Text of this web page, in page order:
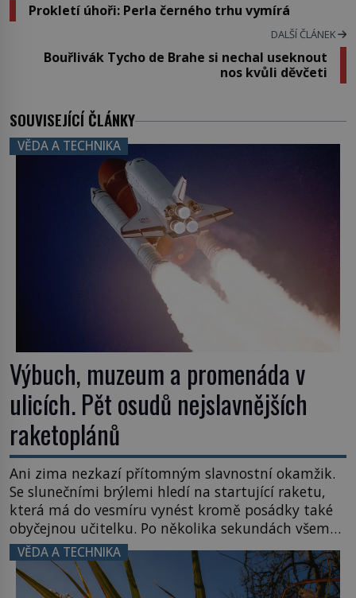
Prokletí úhoři: Perla černého trhu vymírá
DALŠÍ ČLÁNEK
Bouřlivák Tycho de Brahe si nechal useknout
nos kvůli děvčeti
SOUVISEJÍCÍ ČLÁNKY
VĚDA A TECHNIKA
Výbuch, muzeum a promenáda v
ulicích. Pět osudů nejslavnějších
raketoplánů
Ani zima nezkazí přítomným slavnostní okamžik.
Se slunečními brýlemi hledí na startující raketu,
která má do vesmíru vynést kromě posádky také
obyčejnou učitelku. Po několika sekundách všem
ztuhnou úsměvy, stroj totiž exploduje. Jejich
konstrukce není z levného kraje, daňové
poplatníky stojí miliardy dolarů. Na druhou stranu
VĚDA A TECHNIKA